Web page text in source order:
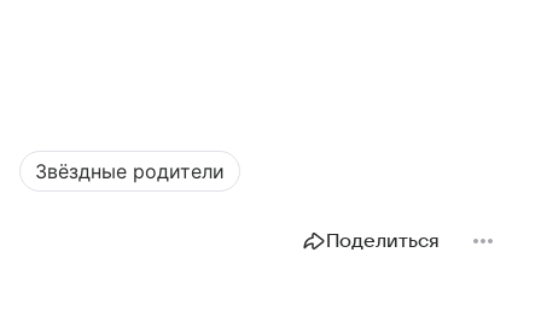
Звёздные родители
Поделиться